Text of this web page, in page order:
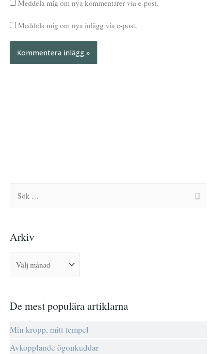
Meddela mig om nya kommentarer via e-post.
Meddela mig om nya inlägg via e-post.
e
r
Arkiv
De mest populära artiklarna
Min kropp, mitt tempel
Avkopplande ögonkuddar